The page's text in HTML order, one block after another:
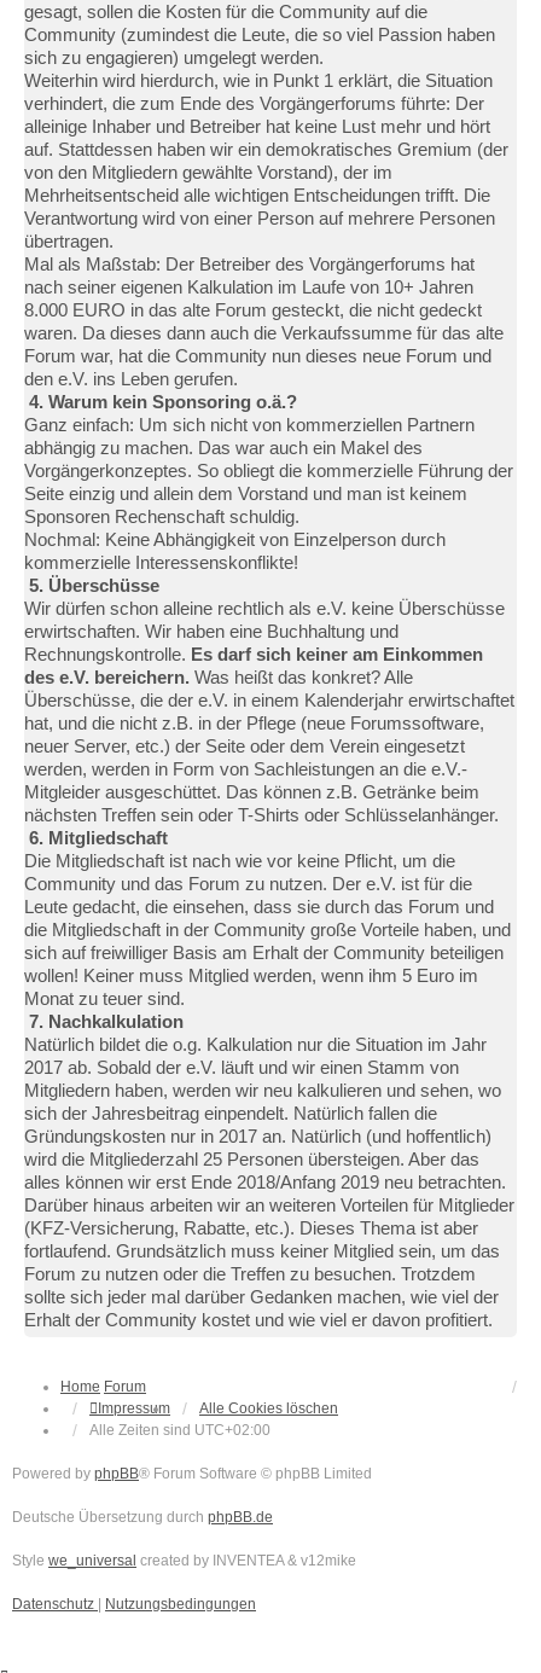
gesagt, sollen die Kosten für die Community auf die
Community (zumindest die Leute, die so viel Passion haben
sich zu engagieren) umgelegt werden.
Weiterhin wird hierdurch, wie in Punkt 1 erklärt, die Situation
verhindert, die zum Ende des Vorgängerforums führte: Der
alleinige Inhaber und Betreiber hat keine Lust mehr und hört
auf. Stattdessen haben wir ein demokratisches Gremium (der
von den Mitgliedern gewählte Vorstand), der im
Mehrheitsentscheid alle wichtigen Entscheidungen trifft. Die
Verantwortung wird von einer Person auf mehrere Personen
übertragen.
Mal als Maßstab: Der Betreiber des Vorgängerforums hat
nach seiner eigenen Kalkulation im Laufe von 10+ Jahren
8.000 EURO in das alte Forum gesteckt, die nicht gedeckt
waren. Da dieses dann auch die Verkaufssumme für das alte
Forum war, hat die Community nun dieses neue Forum und
den e.V. ins Leben gerufen.
4. Warum kein Sponsoring o.ä.?
Ganz einfach: Um sich nicht von kommerziellen Partnern
abhängig zu machen. Das war auch ein Makel des
Vorgängerkonzeptes. So obliegt die kommerzielle Führung der
Seite einzig und allein dem Vorstand und man ist keinem
Sponsoren Rechenschaft schuldig.
Nochmal: Keine Abhängigkeit von Einzelperson durch
kommerzielle Interessenskonflikte!
5. Überschüsse
Wir dürfen schon alleine rechtlich als e.V. keine Überschüsse
erwirtschaften. Wir haben eine Buchhaltung und
Rechnungskontrolle. Es darf sich keiner am Einkommen
des e.V. bereichern. Was heißt das konkret? Alle
Überschüsse, die der e.V. in einem Kalenderjahr erwirtschaftet
hat, und die nicht z.B. in der Pflege (neue Forumssoftware,
neuer Server, etc.) der Seite oder dem Verein eingesetzt
werden, werden in Form von Sachleistungen an die e.V.-
Mitgleider ausgeschüttet. Das können z.B. Getränke beim
nächsten Treffen sein oder T-Shirts oder Schlüsselanhänger.
6. Mitgliedschaft
Die Mitgliedschaft ist nach wie vor keine Pflicht, um die
Community und das Forum zu nutzen. Der e.V. ist für die
Leute gedacht, die einsehen, dass sie durch das Forum und
die Mitgliedschaft in der Community große Vorteile haben, und
sich auf freiwilliger Basis am Erhalt der Community beteiligen
wollen! Keiner muss Mitglied werden, wenn ihm 5 Euro im
Monat zu teuer sind.
7. Nachkalkulation
Natürlich bildet die o.g. Kalkulation nur die Situation im Jahr
2017 ab. Sobald der e.V. läuft und wir einen Stamm von
Mitgliedern haben, werden wir neu kalkulieren und sehen, wo
sich der Jahresbeitrag einpendelt. Natürlich fallen die
Gründungskosten nur in 2017 an. Natürlich (und hoffentlich)
wird die Mitgliederzahl 25 Personen übersteigen. Aber das
alles können wir erst Ende 2018/Anfang 2019 neu betrachten.
Darüber hinaus arbeiten wir an weiteren Vorteilen für Mitglieder
(KFZ-Versicherung, Rabatte, etc.). Dieses Thema ist aber
fortlaufend. Grundsätzlich muss keiner Mitglied sein, um das
Forum zu nutzen oder die Treffen zu besuchen. Trotzdem
sollte sich jeder mal darüber Gedanken machen, wie viel der
Erhalt der Community kostet und wie viel er davon profitiert.
Home Forum
Impressum
Alle Cookies löschen
Alle Zeiten sind UTC+02:00
Powered by phpBB® Forum Software © phpBB Limited
Deutsche Übersetzung durch phpBB.de
Style we_universal created by INVENTEA & v12mike
Datenschutz Nutzungsbedingungen